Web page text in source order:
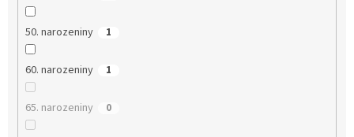
50. narozeniny 1
60. narozeniny 1
65. narozeniny 0